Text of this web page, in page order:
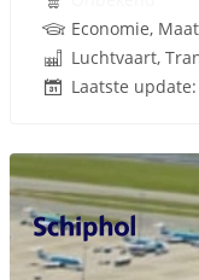
Economie,
Luchtvaart,
Laatste